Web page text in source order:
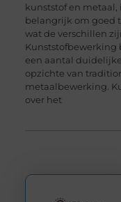
kunststof en metaal,
belangrijk om goed
wat de verschillen
een aantal
opzichte van
metaalbewerking.
over het